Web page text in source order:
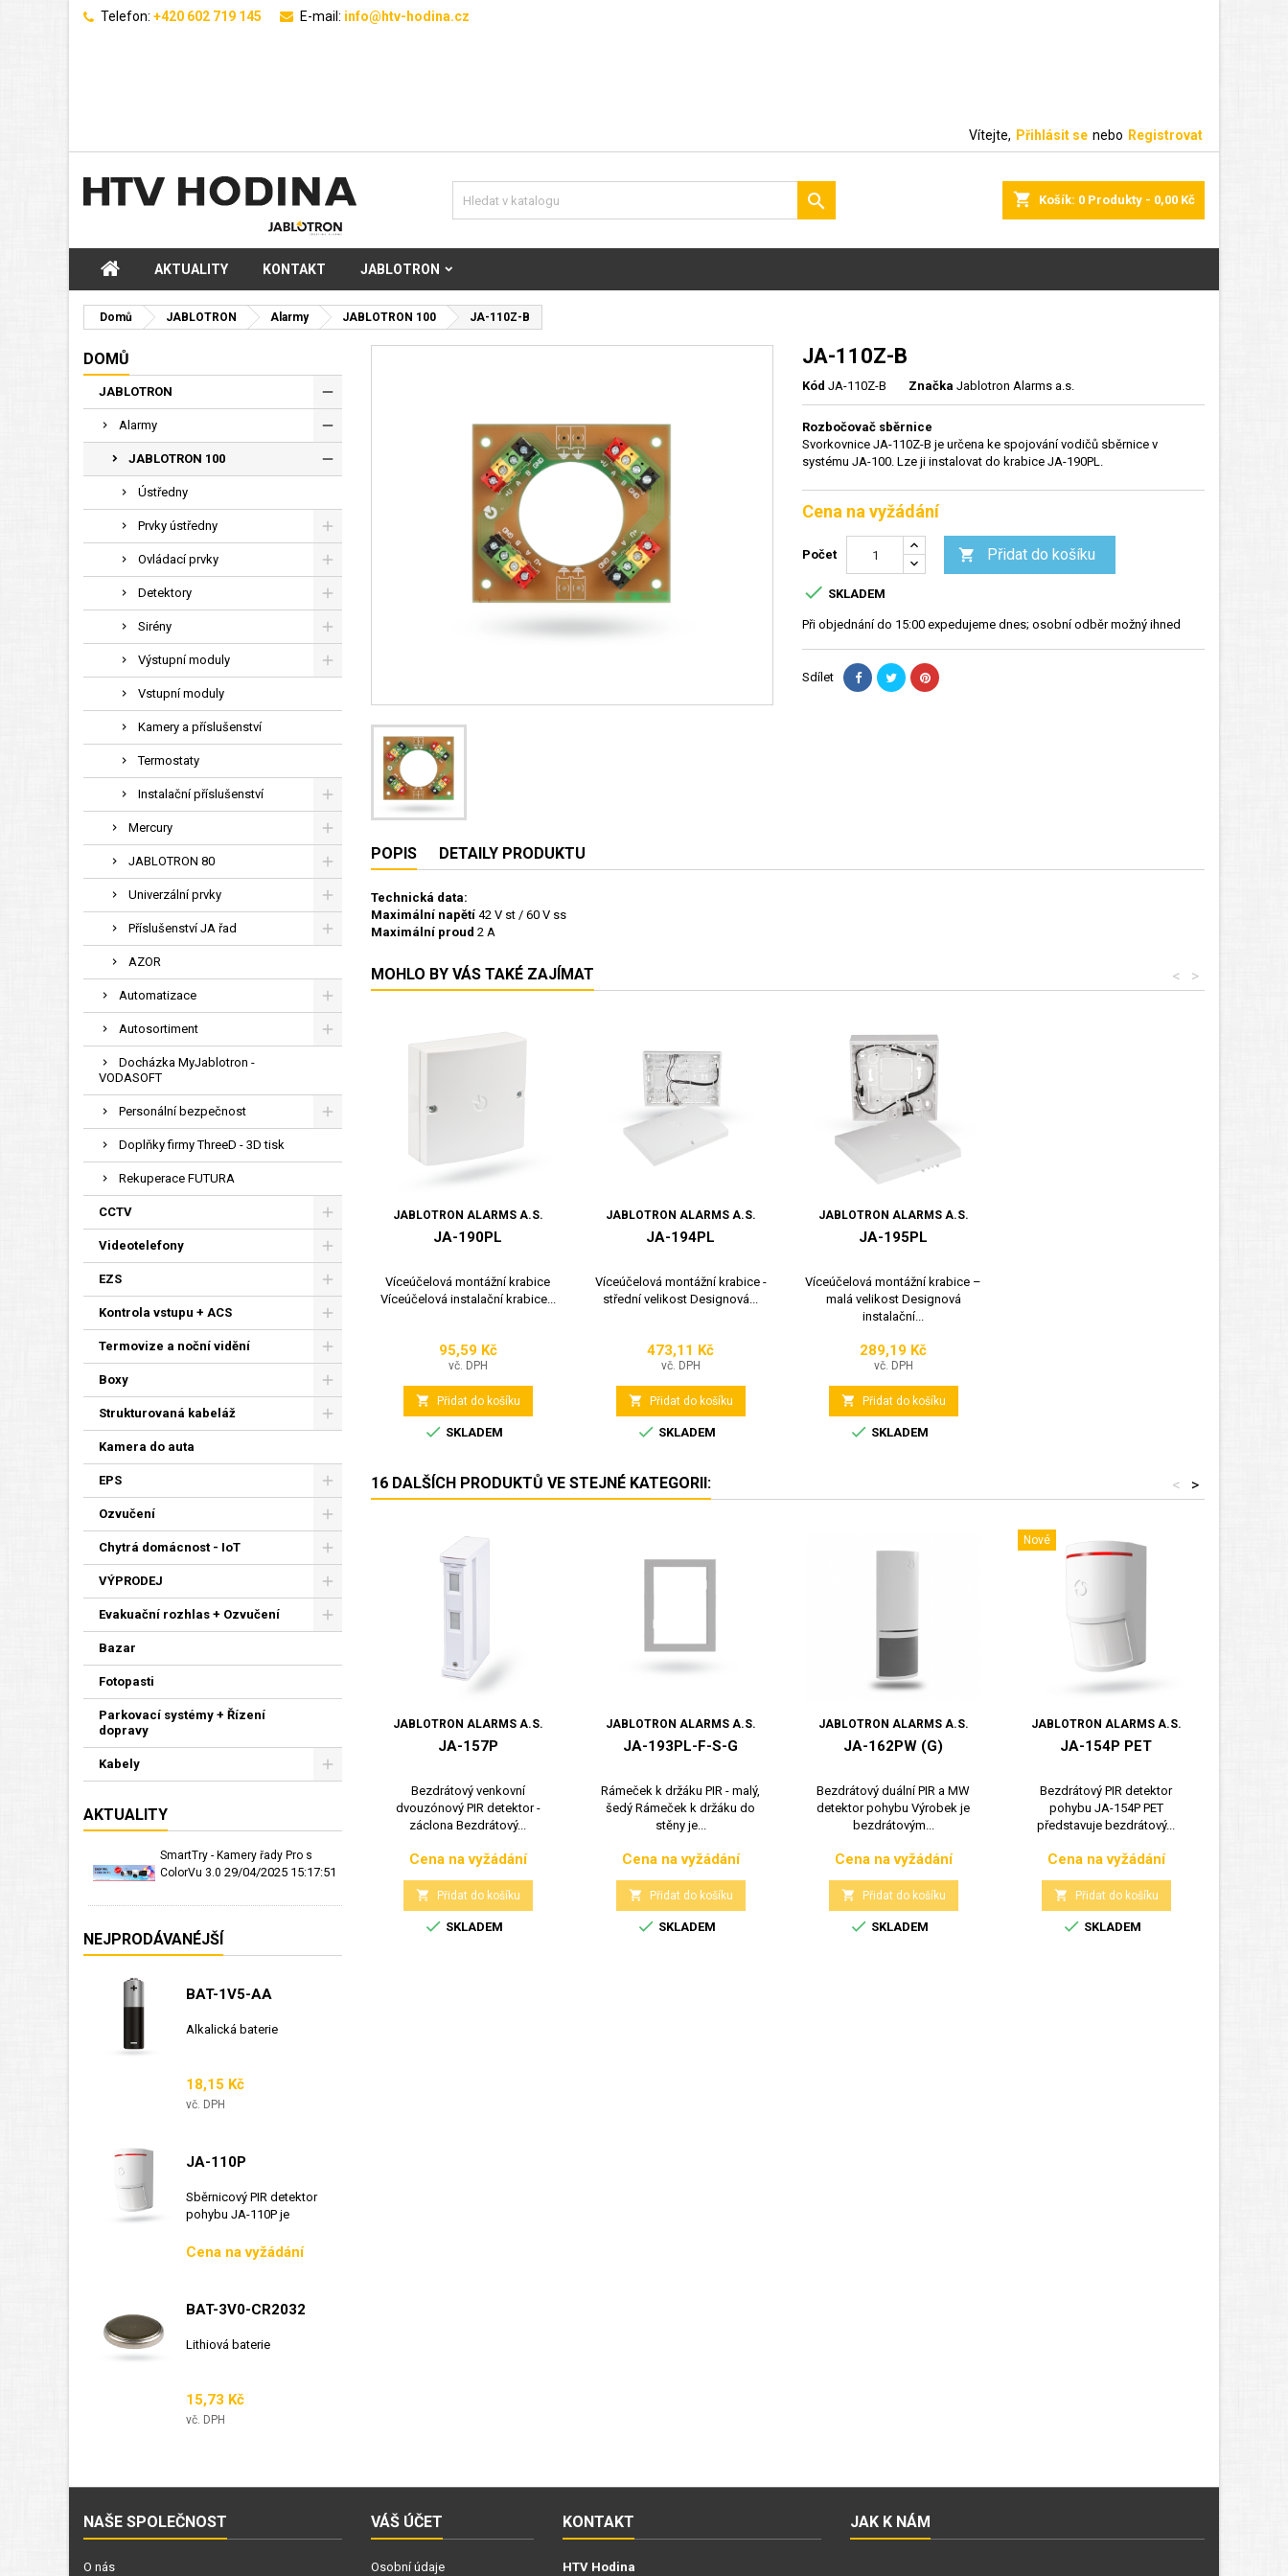
Telefon: +420 602 719 145 E-mail: info@htv-hodina.cz
Vítejte, Přihlásit se nebo Registrovat
shopping_cart Košík: 0 Produkty - 0,00 Kč

AKTUALITY KONTAKT JABLOTRON
Domů JABLOTRON Alarmy JABLOTRON 100 JA-110Z-B
DOMŮ
JABLOTRON
Alarmy
JABLOTRON 100
Ústředny
Prvky ústředny
Ovládací prvky
Detektory
Sirény
Výstupní moduly
Vstupní moduly
Kamery a příslušenství
Termostaty
Instalační příslušenství
Mercury
JABLOTRON 80
Univerzální prvky
Příslušenství JA řad
AZOR
Automatizace
Autosortiment
Docházka MyJablotron -
VODASOFT
Personální bezpečnost
Doplňky firmy ThreeD - 3D tisk
Rekuperace FUTURA
CCTV
Videotelefony
EZS
Kontrola vstupu + ACS
Termovize a noční vidění
Boxy
Strukturovaná kabeláž
Kamera do auta
EPS
Ozvučení
Chytrá domácnost - IoT
VÝPRODEJ
Evakuační rozhlas + Ozvučení
Bazar
Fotopasti
Parkovací systémy + Řízení
dopravy
Kabely
AKTUALITY
SmartTry - Kamery řady Pro s
ColorVu 3.0 29/04/2025 15:17:51
NEJPRODÁVANÉJŠÍ
BAT-1V5-AA
Alkalická baterie
Cena
18,15 Kč
vč. DPH
JA-110P
Sběrnicový PIR detektor
pohybu JA-110P je
Cena
Cena na vyžádání
BAT-3V0-CR2032
Lithiová baterie
Cena
15,73 Kč
vč. DPH
JA-110Z-B
Kód JA-110Z-B Značka Jablotron Alarms a.s.
Rozbočovač sběrnice
Svorkovnice JA-110Z-B je určena ke spojování vodičů sběrnice v
systému JA-100. Lze ji instalovat do krabice JA-190PL.
Cena na vyžádání
Počet  Přidat do košíku
 SKLADEM
Při objednání do 15:00 expedujeme dnes; osobní odběr možný ihned
Sdílet
POPIS DETAILY PRODUKTU
Technická data:
Maximální napětí 42 V st / 60 V ss
Maximální proud 2 A
MOHLO BY VÁS TAKÉ ZAJÍMAT >
<
JABLOTRON ALARMS A.S.
JA-190PL
Víceúčelová montážní krabice
Víceúčelová instalační krabice...
Cena
95,59 Kč
vč. DPH
 Přidat do košíku
 SKLADEM
JABLOTRON ALARMS A.S.
JA-194PL
Víceúčelová montážní krabice -
střední velikost Designová...
Cena
473,11 Kč
vč. DPH
 Přidat do košíku
 SKLADEM
JABLOTRON ALARMS A.S.
JA-195PL
Víceúčelová montážní krabice –
malá velikost Designová
instalační...
Cena
289,19 Kč
vč. DPH
 Přidat do košíku
 SKLADEM
16 DALŠÍCH PRODUKTŮ VE STEJNÉ KATEGORII: >
<
JABLOTRON ALARMS A.S.
JA-157P
Bezdrátový venkovní
dvouzónový PIR detektor -
záclona Bezdrátový...
Cena
Cena na vyžádání
 Přidat do košíku
 SKLADEM
JABLOTRON ALARMS A.S.
JA-193PL-F-S-G
Rámeček k držáku PIR - malý,
šedý Rámeček k držáku do
stěny je...
Cena
Cena na vyžádání
 Přidat do košíku
 SKLADEM
JABLOTRON ALARMS A.S.
JA-162PW (G)
Bezdrátový duální PIR a MW
detektor pohybu Výrobek je
bezdrátovým...
Cena
Cena na vyžádání
 Přidat do košíku
 SKLADEM
Nové
JABLOTRON ALARMS A.S.
JA-154P PET
Bezdrátový PIR detektor
pohybu JA-154P PET
představuje bezdrátový...
Cena
Cena na vyžádání
 Přidat do košíku
 SKLADEM
NAŠE SPOLEČNOST
O nás
VÁŠ ÚČET
Osobní údaje
KONTAKT
HTV Hodina
JAK K NÁM